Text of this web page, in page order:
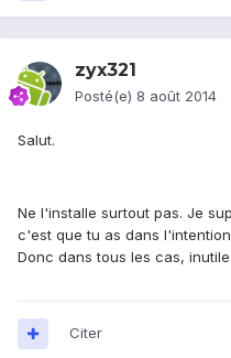
zyx321
Posté(e) 8 août 2014
Salut.
Ne l'installe surtout pas. Je
c'est que tu as dans
Donc dans tous les cas,
Citer